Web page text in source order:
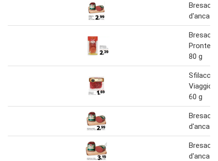
d'anca
Pronte
80 g
Sfilacci
Viaggio
60 g
d'anca
d'anca